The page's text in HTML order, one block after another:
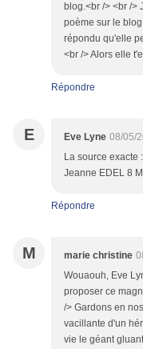
blog.<br /> <br />
poème sur le
répondu qu'elle
<br /> Alors elle
Répondre
E Eve Lyne 08/05/
La source exacte
Jeanne EDEL 8
Répondre
M marie christine
Wouaouh, Eve
proposer ce
/> Gardons en
vacillante d'un
vie le géant